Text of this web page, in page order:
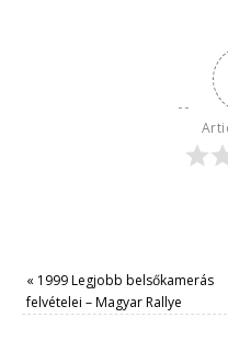
« 1999 Legjobb belsőkamerás
felvételei – Magyar Rallye